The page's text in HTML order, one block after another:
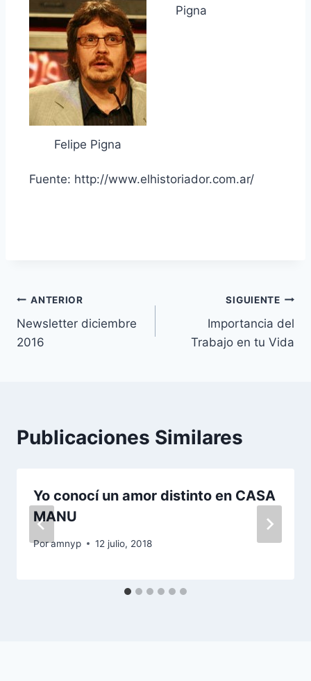
Felipe Pigna
Pigna
Fuente: http://www.elhistoriador.com.ar/
Navegación
de
ANTERIOR
Newsletter diciembre
2016
SIGUIENTE
Importancia del
Trabajo en tu Vida
Publicaciones Similares
Yo conocí un amor distinto en CASA
MANU
Poramnyp 12 julio, 2018